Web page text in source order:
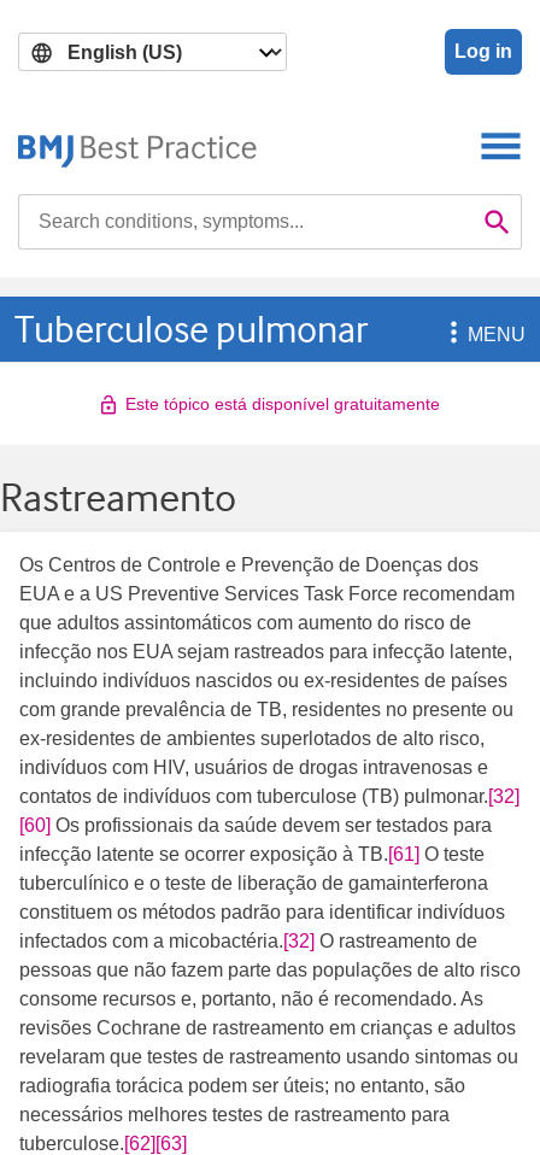
main
search
Log in

Tuberculose pulmonar MENU
Este tópico está disponível gratuitamente
Rastreamento
Os Centros de Controle e Prevenção de Doenças dos
EUA e a US Preventive Services Task Force recomendam
que adultos assintomáticos com aumento do risco de
infecção nos EUA sejam rastreados para infecção latente,
incluindo indivíduos nascidos ou ex-residentes de países
com grande prevalência de TB, residentes no presente ou
ex-residentes de ambientes superlotados de alto risco,
indivíduos com HIV, usuários de drogas intravenosas e
contatos de indivíduos com tuberculose (TB) pulmonar.[32]
[60] ​​ Os profissionais da saúde devem ser testados para
infecção latente se ocorrer exposição à TB.[61] O teste
tuberculínico e o teste de liberação de gamainterferona
constituem os métodos padrão para identificar indivíduos
infectados com a micobactéria.[32] O rastreamento de
pessoas que não fazem parte das populações de alto risco
consome recursos e, portanto, não é recomendado. As
revisões Cochrane de rastreamento em crianças e adultos
revelaram que testes de rastreamento usando sintomas ou
radiografia torácica podem ser úteis; no entanto, são
necessários melhores testes de rastreamento para
tuberculose.[62] [63]